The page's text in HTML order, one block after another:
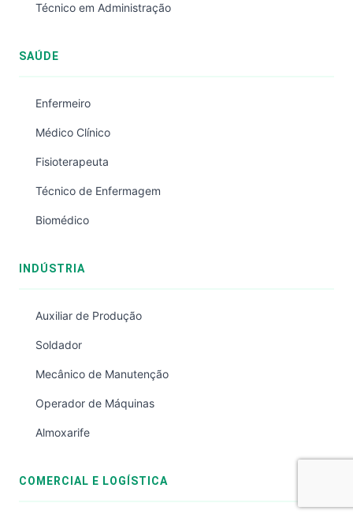
Técnico em Administração
SAÚDE
Enfermeiro
Médico Clínico
Fisioterapeuta
Técnico de Enfermagem
Biomédico
INDÚSTRIA
Auxiliar de Produção
Soldador
Mecânico de Manutenção
Operador de Máquinas
Almoxarife
COMERCIAL E LOGÍSTICA